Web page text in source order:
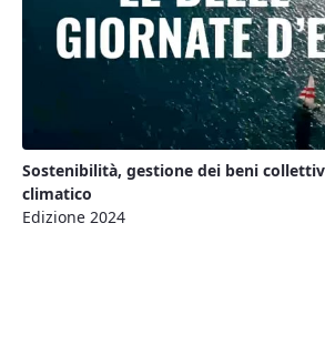
Sostenibilità, gestione dei beni
climatico
Edizione 2024